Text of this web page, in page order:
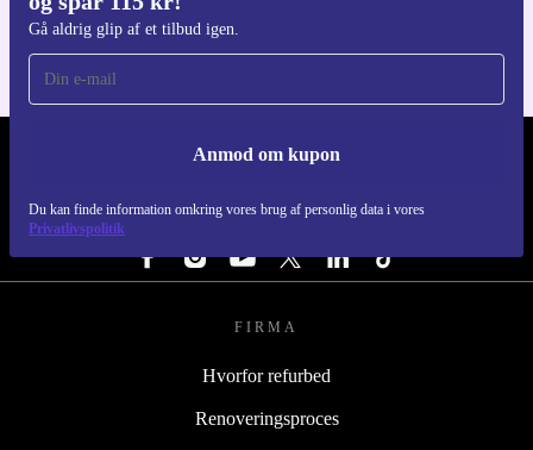
Gå aldrig glip af et tilbud igen.
Anmod om kupon
Du kan finde information omkring vores brug af personlig data i vores
Privatlivspolitik
REFURBED DANMARK - RETHINK NEW.
FØLG OS
FIRMA
Hvorfor refurbed
Renoveringsproces